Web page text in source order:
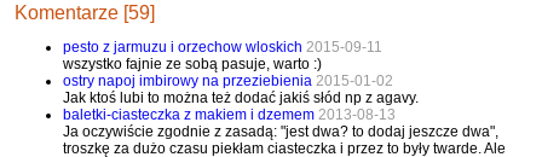
Komentarze [59]
pesto z jarmuzu i orzechow wloskich 2015-09-11
wszystko fajnie ze sobą pasuje, warto :)
ostry napoj imbirowy na przeziebienia 2015-01-02
Jak ktoś lubi to można też dodać jakiś słód np z agavy.
baletki-ciasteczka z makiem i dzemem 2013-08-13
Ja oczywiście zgodnie z zasadą: "jest dwa? to dodaj jeszcze dwa",
troszkę za dużo czasu piekłam ciasteczka i przez to były twarde. Ale